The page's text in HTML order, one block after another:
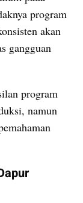
program
akan
gangguan
program
namun